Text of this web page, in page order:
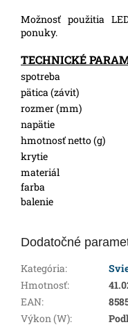
Možnosť použitia
ponuky.
TECHNICKÉ
spotreba
pätica (závit)
rozmer (mm)
napätie
hmotnosť netto (g)
krytie
materiál
farba
balenie
Dodatočné
Kategória:
Hmotnosť:
EAN:
Výkon (W):